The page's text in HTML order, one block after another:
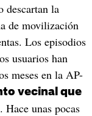
descartan la
de movilización
Los episodios
usuarios han
meses en la AP-
vecinal que
. Hace unas pocas